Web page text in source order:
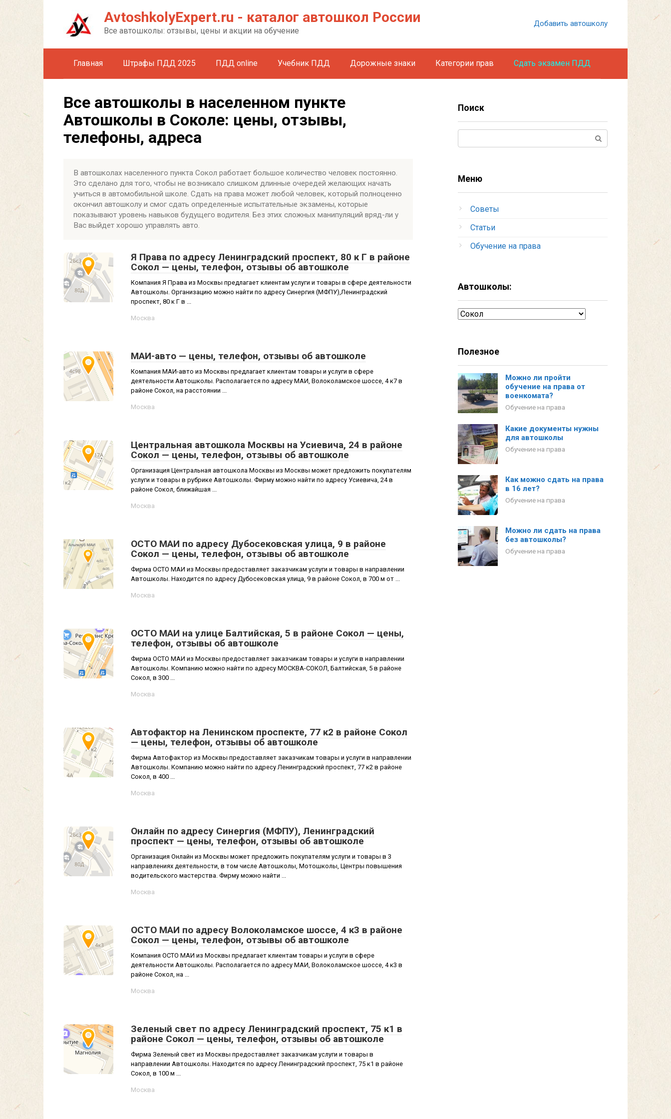
AvtoshkolyExpert.ru - каталог автошкол России
Все автошколы: отзывы, цены и акции на обучение
Добавить автошколу
Главная Штрафы ПДД 2025 ПДД online Учебник ПДД Дорожные знаки Категории прав Сдать экзамен ПДД
Все автошколы в населенном пункте
Автошколы в Соколе: цены, отзывы,
телефоны, адреса
В автошколах населенного пункта Сокол работает большое количество человек постоянно.
Это сделано для того, чтобы не возникало слишком длинные очередей желающих начать
учиться в автомобильной школе. Сдать на права может любой человек, который полноценно
окончил автошколу и смог сдать определенные испытательные экзамены, которые
показывают уровень навыков будущего водителя. Без этих сложных манипуляций вряд-ли у
Вас выйдет хорошо управлять авто.
Я Права по адресу Ленинградский проспект, 80 к Г в районе
Сокол — цены, телефон, отзывы об автошколе
Компания Я Права из Москвы предлагает клиентам услуги и товары в сфере деятельности
Автошколы. Организацию можно найти по адресу Синергия (МФПУ),Ленинградский
проспект, 80 к Г в ...
Москва
МАИ-авто — цены, телефон, отзывы об автошколе
Компания МАИ-авто из Москвы предлагает клиентам товары и услуги в сфере
деятельности Автошколы. Располагается по адресу МАИ, Волоколамское шоссе, 4 к7 в
районе Сокол, на расстоянии ...
Москва
Центральная автошкола Москвы на Усиевича, 24 в районе
Сокол — цены, телефон, отзывы об автошколе
Организация Центральная автошкола Москвы из Москвы может предложить покупателям
услуги и товары в рубрике Автошколы. Фирму можно найти по адресу Усиевича, 24 в
районе Сокол, ближайшая ...
Москва
ОСТО МАИ по адресу Дубосековская улица, 9 в районе
Сокол — цены, телефон, отзывы об автошколе
Фирма ОСТО МАИ из Москвы предоставляет заказчикам услуги и товары в направлении
Автошколы. Находится по адресу Дубосековская улица, 9 в районе Сокол, в 700 м от ...
Москва
ОСТО МАИ на улице Балтийская, 5 в районе Сокол — цены,
телефон, отзывы об автошколе
Фирма ОСТО МАИ из Москвы предоставляет заказчикам товары и услуги в направлении
Автошколы. Компанию можно найти по адресу МОСКВА-СОКОЛ, Балтийская, 5 в районе
Сокол, в 300 ...
Москва
Автофактор на Ленинском проспекте, 77 к2 в районе Сокол
— цены, телефон, отзывы об автошколе
Фирма Автофактор из Москвы предоставляет заказчикам товары и услуги в направлении
Автошколы. Компанию можно найти по адресу Ленинградский проспект, 77 к2 в районе
Сокол, в 400 ...
Москва
Онлайн по адресу Синергия (МФПУ), Ленинградский
проспект — цены, телефон, отзывы об автошколе
Организация Онлайн из Москвы может предложить покупателям услуги и товары в 3
направлениях деятельности, в том числе Автошколы, Мотошколы, Центры повышения
водительского мастерства. Фирму можно найти ...
Москва
ОСТО МАИ по адресу Волоколамское шоссе, 4 к3 в районе
Сокол — цены, телефон, отзывы об автошколе
Компания ОСТО МАИ из Москвы предлагает клиентам товары и услуги в сфере
деятельности Автошколы. Располагается по адресу МАИ, Волоколамское шоссе, 4 к3 в
районе Сокол, на ...
Москва
Зеленый свет по адресу Ленинградский проспект, 75 к1 в
районе Сокол — цены, телефон, отзывы об автошколе
Фирма Зеленый свет из Москвы предоставляет заказчикам услуги и товары в
направлении Автошколы. Находится по адресу Ленинградский проспект, 75 к1 в районе
Сокол, в 100 м ...
Москва
Поиск
Меню
Советы
Статьи
Обучение на права
Автошколы:
Автошколы:
Полезное
Можно ли пройти
обучение на права от
военкомата?
Обучение на права
Какие документы нужны
для автошколы
Обучение на права
Как можно сдать на права
в 16 лет?
Обучение на права
Можно ли сдать на права
без автошколы?
Обучение на права